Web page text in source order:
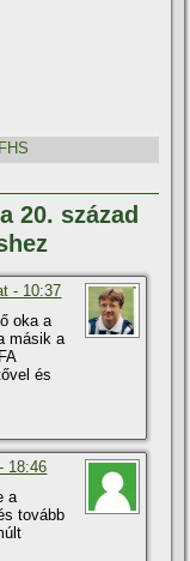
20. század
- 10:37
oka a
másik a
és
18:46
a
tovább